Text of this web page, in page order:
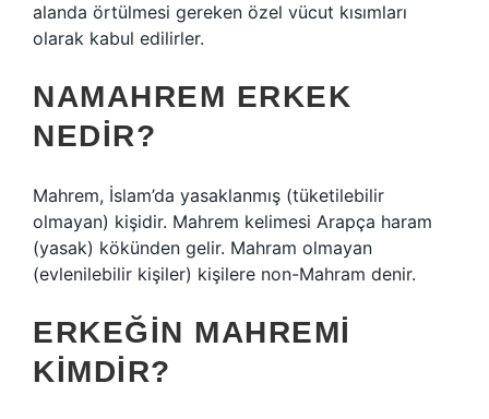
alanda örtülmesi gereken özel vücut kısımları
olarak kabul edilirler.
NAMAHREM ERKEK
NEDIR?
Mahrem, İslam’da yasaklanmış (tüketilebilir
olmayan) kişidir. Mahrem kelimesi Arapça haram
(yasak) kökünden gelir. Mahram olmayan
(evlenilebilir kişiler) kişilere non-Mahram denir.
ERKEĞIN MAHREMI
KIMDIR?